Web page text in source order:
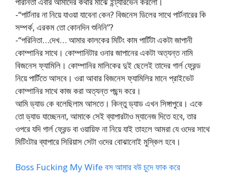
-“পার্টনার না নিয়ে যাওয়া যাবেনা কেন? বিজনেস ডিলের সাথে পার্টনারের কি
সম্পর্ক, এরকম তো কোনদিন শুনিনি”?
-“পরিনিতা…দেখ… আমার কালকের মিটিং কাম পার্টিটা একটা জাপানী
কোম্পানির সাথে। কোম্পানিটার ওনার জাপানের একটা অত্যন্ত নামি
বিজনেস ফ্যামিলি। কোম্পানির মালিকের দুই ছেলেই তাদের গার্ল ফ্রেন্ড
নিয়ে পার্টিতে আসবে। ওরা আবার বিজনেস ফ্যামিলির মানে প্রাইভেট
কোম্পানির সাথে কাজ করা অত্যন্ত পছন্দ করে।
আমি ড্যাড কে বলেছিলাম আসতে। কিন্তু ড্যাড এখন সিঙ্গাপুরে। একে
তো ড্যাড যাচ্ছেননা, আমাকে সেই ব্যাপারটাও ম্যানেজ দিতে হবে, তার
ওপরে যদি গার্ল ফ্রেন্ড বা ওয়ায়িফ না নিয়ে যাই তাহলে আমরা যে ওদের সাথে
মিটিংটার ব্যাপারে সিরিয়াস সেটা ওদের বোঝানোই মুস্কিল হবে।
Boss Fucking My Wife বস আমার বউ চুদে ফাক করে